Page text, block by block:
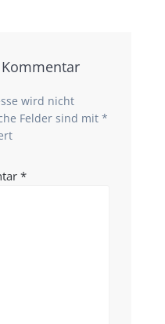
wird nicht
Felder sind mit *
*